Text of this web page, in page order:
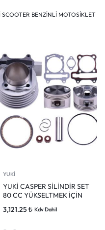
SCOOTER BENZİNLİ MOTOSİKLET
YUKİ
YUKİ CASPER SİLİNDİR SET
80 CC YÜKSELTMEK İÇİN
3,121.25 ₺ Kdv Dahil